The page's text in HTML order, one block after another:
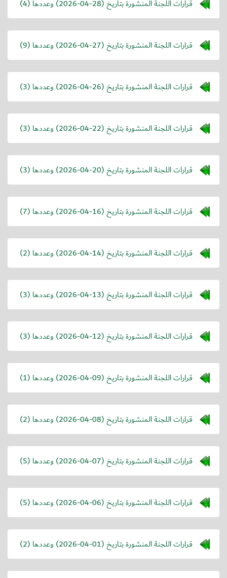
قرارات اللجنة المنشورة بتاريخ (2026-04-28) وعددها (4)
قرارات اللجنة المنشورة بتاريخ (2026-04-27) وعددها (9)
قرارات اللجنة المنشورة بتاريخ (2026-04-26) وعددها (3)
قرارات اللجنة المنشورة بتاريخ (2026-04-22) وعددها (3)
قرارات اللجنة المنشورة بتاريخ (2026-04-20) وعددها (3)
قرارات اللجنة المنشورة بتاريخ (2026-04-16) وعددها (7)
قرارات اللجنة المنشورة بتاريخ (2026-04-14) وعددها (2)
قرارات اللجنة المنشورة بتاريخ (2026-04-13) وعددها (3)
قرارات اللجنة المنشورة بتاريخ (2026-04-12) وعددها (3)
قرارات اللجنة المنشورة بتاريخ (2026-04-09) وعددها (1)
قرارات اللجنة المنشورة بتاريخ (2026-04-08) وعددها (2)
قرارات اللجنة المنشورة بتاريخ (2026-04-07) وعددها (5)
قرارات اللجنة المنشورة بتاريخ (2026-04-06) وعددها (5)
قرارات اللجنة المنشورة بتاريخ (2026-04-01) وعددها (2)